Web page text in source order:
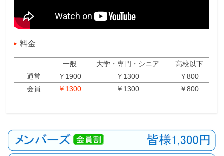
料金
一般 大学・専門・シニア
高校以下
通常
￥1900 ￥1300
￥800
会員
￥1300 ￥1300 ￥800